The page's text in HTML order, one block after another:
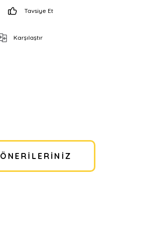
Tavsiye Et
Karşılaştır
ÖNERILERINIZ